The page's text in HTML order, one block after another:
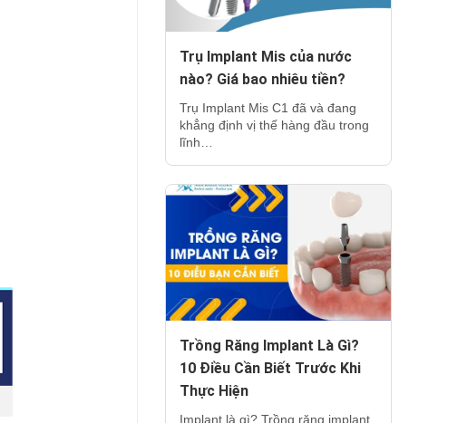
Trụ Implant Mis của nước
nào? Giá bao nhiêu tiền?
Trụ Implant Mis C1 đã và đang
khẳng định vị thế hàng đầu trong
lĩnh…
Trồng Răng Implant Là Gì?
10 Điều Cần Biết Trước Khi
Thực Hiện
Implant là gì? Trồng răng implant